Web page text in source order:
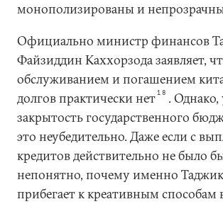
монополизированы и
Официально министр финансов
Файзиддин Каххорзода заявляет,
обслуживанием и погашением
долгов практически нет18 .
закрытость государственного
это неубедительно. Даже если с
кредитов действительно не было
непонятно, почему именно
прибегает к креативным способам